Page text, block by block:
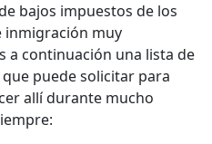
bajos impuestos de los
inmigración muy
a continuación una lista de
puede solicitar para
allí durante mucho